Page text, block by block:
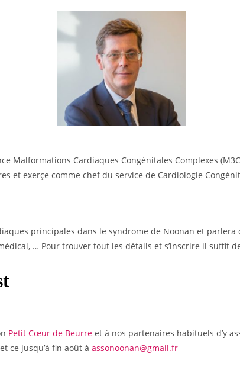
Malformations Cardiaques Congénitales Complexes
et exerçe comme chef du service de Cardiologie
principales dans le syndrome de Noonan et
… Pour trouver tout les détails et s’inscrire il suffit
Petit Cœur de Beurre et à nos partenaires habituels d’y
ce jusqu’à fin août à assonoonan@gmail.fr